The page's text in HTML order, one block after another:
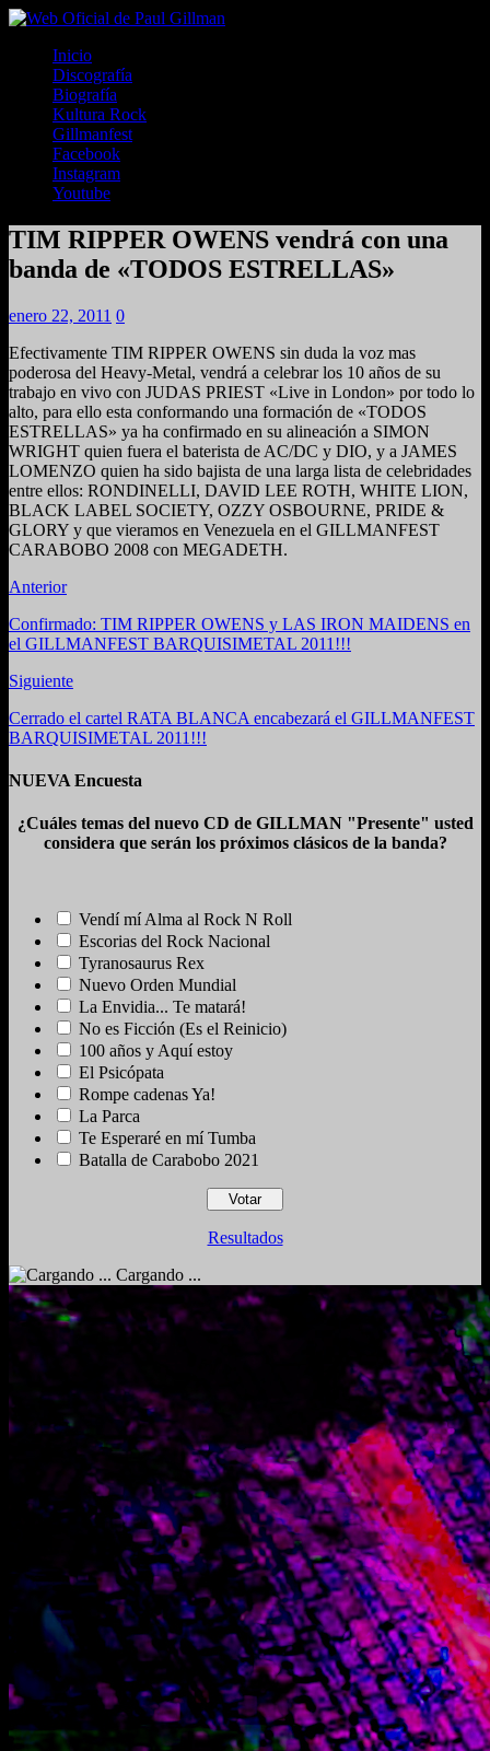
Inicio
Discografía
Biografía
Kultura Rock
Gillmanfest
Facebook
Instagram
Youtube
TIM RIPPER OWENS vendrá con una
banda de «TODOS ESTRELLAS»
enero 22, 2011 0
Efectivamente TIM RIPPER OWENS sin duda la voz mas
poderosa del Heavy-Metal, vendrá a celebrar los 10 años de su
trabajo en vivo con JUDAS PRIEST «Live in London» por todo lo
alto, para ello esta conformando una formación de «TODOS
ESTRELLAS» ya ha confirmado en su alineación a SIMON
WRIGHT quien fuera el baterista de AC/DC y DIO, y a JAMES
LOMENZO quien ha sido bajista de una larga lista de celebridades
entre ellos: RONDINELLI, DAVID LEE ROTH, WHITE LION,
BLACK LABEL SOCIETY, OZZY OSBOURNE, PRIDE &
GLORY y que vieramos en Venezuela en el GILLMANFEST
CARABOBO 2008 con MEGADETH.
Anterior
Confirmado: TIM RIPPER OWENS y LAS IRON MAIDENS en
el GILLMANFEST BARQUISIMETAL 2011!!!
Siguiente
Cerrado el cartel RATA BLANCA encabezará el GILLMANFEST
BARQUISIMETAL 2011!!!
NUEVA Encuesta
¿Cuáles temas del nuevo CD de GILLMAN "Presente" usted
considera que serán los próximos clásicos de la banda?
Vendí mí Alma al Rock N Roll
Escorias del Rock Nacional
Tyranosaurus Rex
Nuevo Orden Mundial
La Envidia... Te matará!
No es Ficción (Es el Reinicio)
100 años y Aquí estoy
El Psicópata
Rompe cadenas Ya!
La Parca
Te Esperaré en mí Tumba
Batalla de Carabobo 2021
Resultados
Cargando ...